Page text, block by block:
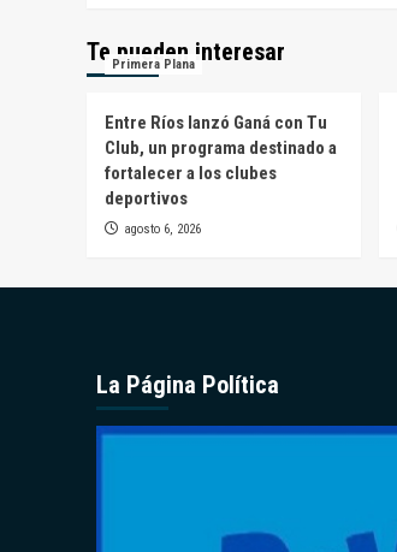
Te pueden interesar
Primera Plana
Entre Ríos lanzó Ganá con Tu
Club, un programa destinado a
fortalecer a los clubes
deportivos
agosto 6, 2026
La Página Política